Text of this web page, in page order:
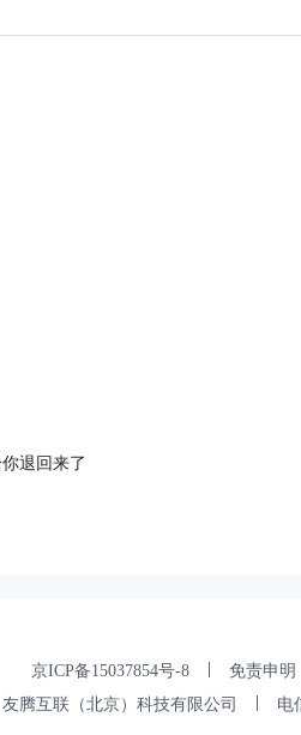
退回来了
京ICP备15037854号-8 免责申明
腾互联（北京）科技有限公司
电